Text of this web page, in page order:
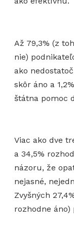
Až 79,3% (z
nie)
ako
skôr áno a
štátna pomoc
Viac ako dve
a 34,5%
názoru, že
nejasné,
Zvyšných
rozhodne